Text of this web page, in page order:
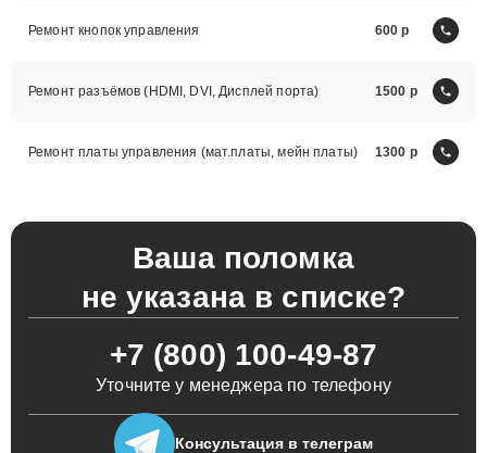
Ремонт кнопок управления 600
Ремонт разъёмов (HDMI, DVI, Дисплей порта) 1500
Ремонт платы управления (мат.платы, мейн платы) 1300
Ваша поломка
не указана в списке?
+7 (800) 100-49-87
Уточните у менеджера по телефону
Консультация в телеграм